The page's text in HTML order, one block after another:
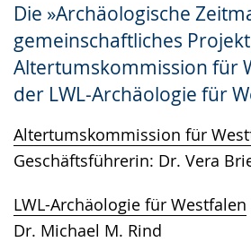
Die »Archäologische
gemeinschaftliches
Altertumskommission für
der LWL-Archäologie für
Altertumskommission für
Geschäftsführerin: Dr. Vera
LWL-Archäologie für Westfalen
Dr. Michael M. Rind
wechseln.
Deutscher
Gebärdensprache
wird
angezeigt.